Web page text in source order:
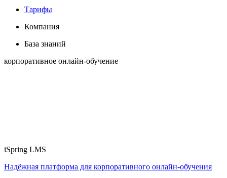
Тарифы
Компания
База знаний
корпоративное онлайн-обучение
iSpring LMS
Надёжная платформа для корпоративного онлайн‑обучения